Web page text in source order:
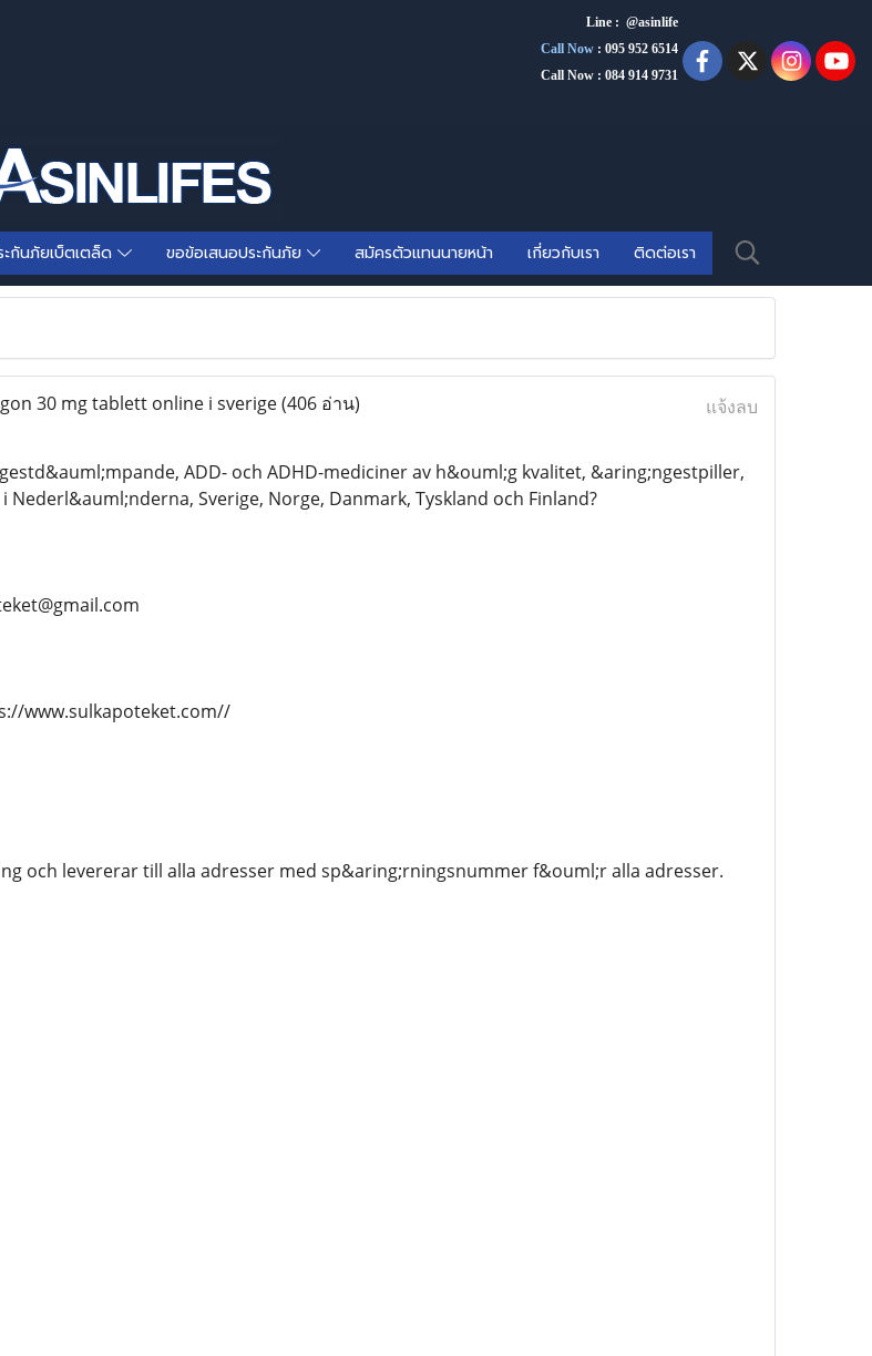
Line : @asinlife
Call Now : 095 952 6514
Call Now : 084 914 9731
ะกันภัยเบ็ตเตล็ด ขอข้อเสนอประกันภัย สมัครตัวแทนนายหน้า เกี่ยวกับเรา ติดต่อเรา
30 mg tablett online i sverige(406 อ่าน) แจ้งลบ
ADD- och ADHD-mediciner av h&ouml;g kvalitet, &aring;ngestpiller,
Sverige, Norge, Danmark, Tyskland och Finland?
www.sulkapoteket.com//
och levererar till alla adresser med sp&aring;rningsnummer f&ouml;r alla adresser.